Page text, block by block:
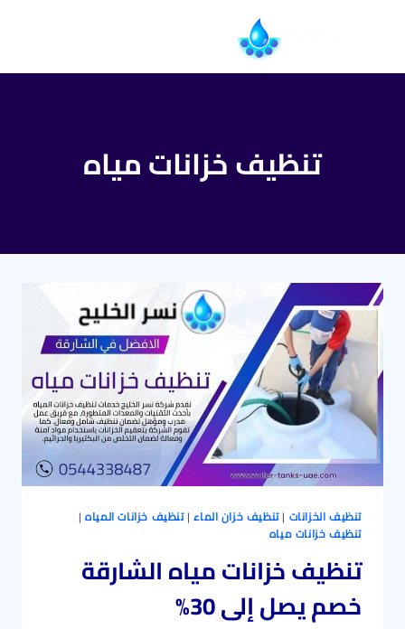
تنظيف خزانات مياه
تنظيف الخزانات |تنظيف خزان الماء|تنظيف خزانات المياه|
تنظيف خزانات مياه
تنظيف خزانات مياه الشارقة
خصم يصل إلى 30%